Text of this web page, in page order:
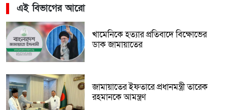
এই বিভাগের আরো
খামেনিকে হত্যার প্রতিবাদে বিক্ষোভের
ডাক জামায়াতের
জামায়াতের ইফতারে প্রধানমন্ত্রী তারেক
রহমানকে আমন্ত্রণ